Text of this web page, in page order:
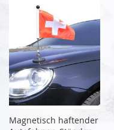
Magnetisch haftender